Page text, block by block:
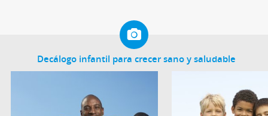
Decálogo infantil para crecer sano y saludable